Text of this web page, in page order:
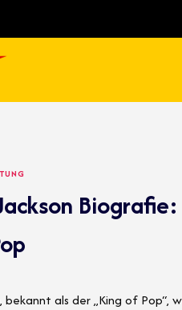
bekannt als der „King of Pop“,